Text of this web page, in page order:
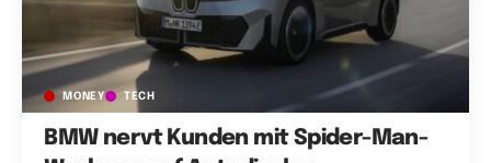
MONEY TECH
BMW nervt Kunden mit Spider-Man-